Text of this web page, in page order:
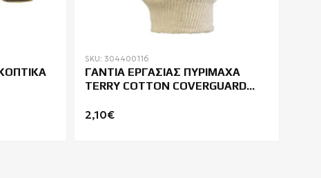
SKU: 304400116
ΓΑΝΤΙΑ ΕΡΓΑΣΙΑΣ ΠΥΡΙΜΑΧΑ
TERRY COTTON COVERGUARD
2,10€